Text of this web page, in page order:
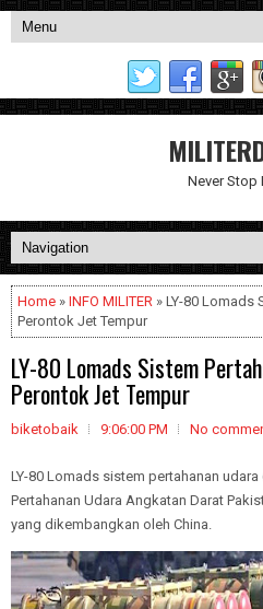
Never Stop
Home » INFO MILITER » LY-80 Lomads
Perontok Jet Tempur
LY-80 Lomads Sistem
Perontok Jet Tempur
biketobaik 9:06:00 PM No
LY-80 Lomads sistem pertahanan
Pertahanan Udara Angkatan Darat
yang dikembangkan oleh China.